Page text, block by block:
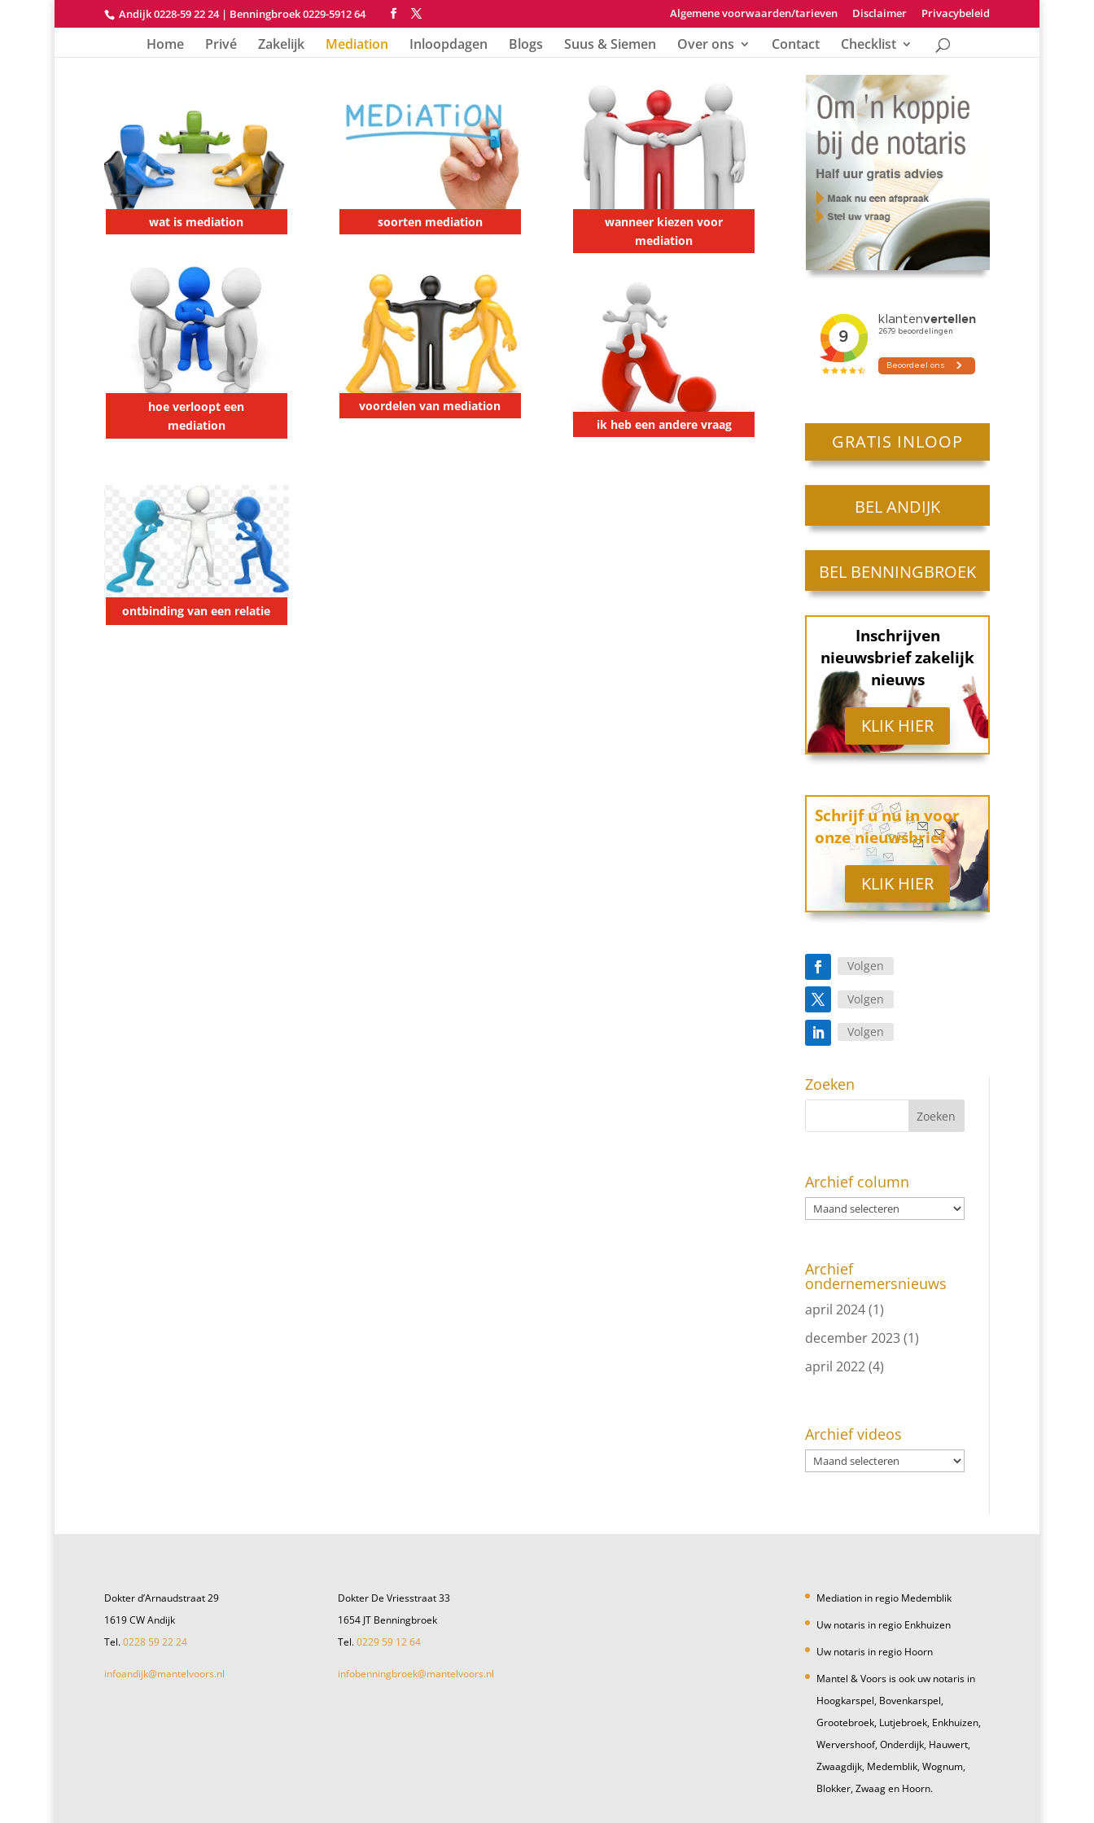
Andijk 0228-59 22 24| Benningbroek 0229-5912 64 Algemene voorwaarden/tarieven Disclaimer Privacybeleid
Home Privé Zakelijk Mediation Inloopdagen Blogs Suus & Siemen Over ons Contact Checklist
wat is mediation
hoe verloopt een
mediation
ontbinding van een relatie
soorten mediation
voordelen van mediation
wanneer kiezen voor
mediation
ik heb een andere vraag
GRATIS INLOOP
BEL ANDIJK
BEL BENNINGBROEK
Inschrijven
nieuwsbrief zakelijk
nieuws
KLIK HIER
Schrijf u nu in voor
onzenieuwsbrief
KLIK HIER
Volgen
Volgen
Volgen
Zoeken
Archief column
Archief
ondernemersnieuws
april 2024(1)
december 2023(1)
april 2022(4)
Archief videos
Dokter d’Arnaudstraat 29
1619 CW Andijk
Tel.0228 59 22 24
infoandijk@mantelvoors.nl
Dokter De Vriesstraat 33
1654 JT Benningbroek
Tel.0229 59 12 64
infobenningbroek@mantelvoors.nl
Mediation in regio Medemblik
Uw notaris in regio Enkhuizen
Uw notaris in regio Hoorn
Mantel & Voors is ook uw notaris in
Hoogkarspel, Bovenkarspel,
Grootebroek, Lutjebroek, Enkhuizen,
Wervershoof, Onderdijk, Hauwert,
Zwaagdijk, Medemblik, Wognum,
Blokker, Zwaag en Hoorn.